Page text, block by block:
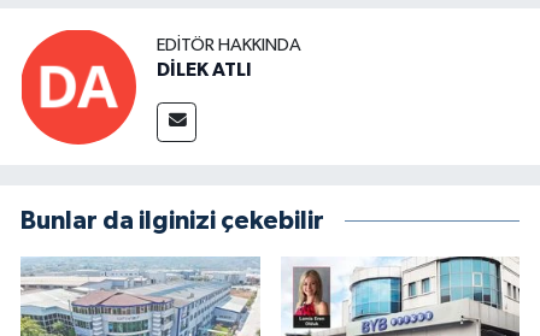
EDITÖR HAKKINDA
DİLEK ATLI
Bunlar da ilginizi çekebilir